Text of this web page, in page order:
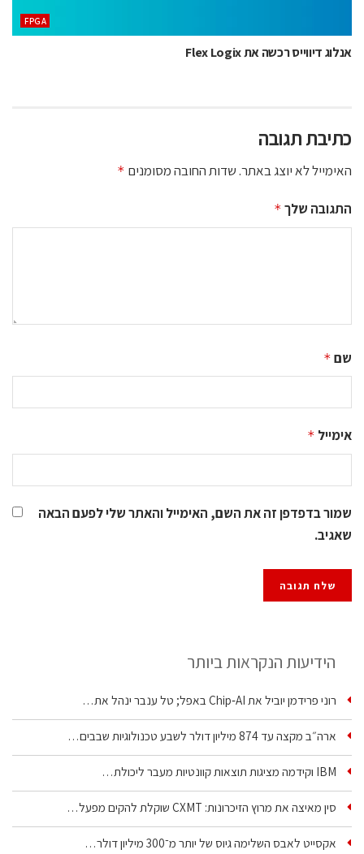
‫‪FPGA‬‬
אנלוג דיווייס רכשה את Flex Logix
כתיבת תגובה
האימייל לא יוצג באתר.שדות החובה מסומנים *
התגובה שלך *
שם *
אימייל *
שמור בדפדפן זה את השם, האימייל והאתר שלי לפעם הבאה
שאגיב.
הידיעות הנקראות ביותר
רוני פרידמן יוביל את Chip‑AI באפל; טל ענבר ינהל את…
ארה״ב מקצה עד 874 מיליון דולר לשבע טכנולוגיות שבבים…
IBM וקידמה מציגות תוצאות קוונטיות מעבר ליכולת…
סין מאיצה את מרוץ הזיכרונות: CXMT שוקלת להקים מפעל…
אקסייט לאבס השלימה גיוס של יותר מ־300 מיליון דולר…